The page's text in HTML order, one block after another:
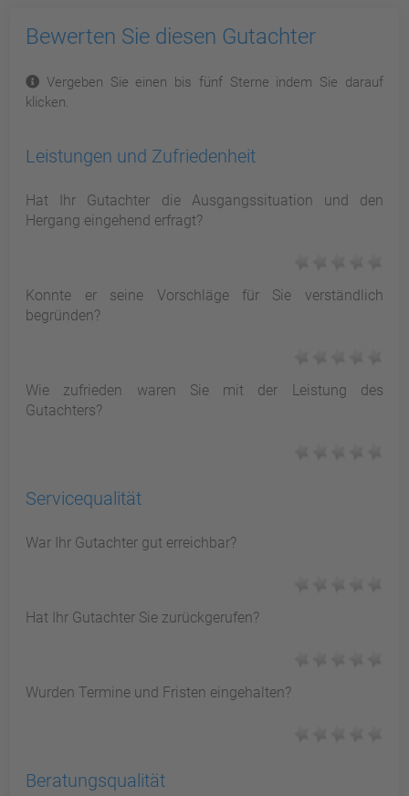
Bewerten Sie diesen Gutachter
Vergeben Sie einen bis fünf Sterne indem Sie darauf
klicken.
Leistungen und Zufriedenheit
Hat Ihr Gutachter die Ausgangssituation und den
Hergang eingehend erfragt?
Konnte er seine Vorschläge für Sie verständlich
begründen?
Wie zufrieden waren Sie mit der Leistung des
Gutachters?
Servicequalität
War Ihr Gutachter gut erreichbar?
Hat Ihr Gutachter Sie zurückgerufen?
Wurden Termine und Fristen eingehalten?
Beratungsqualität